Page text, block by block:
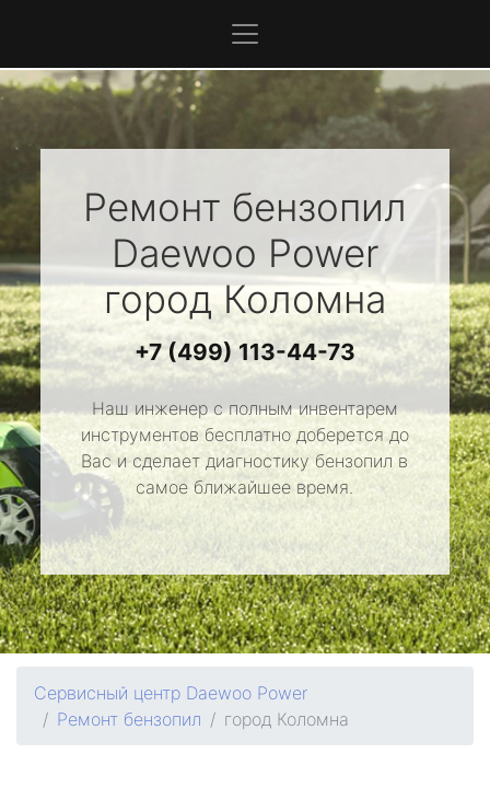
Ремонт бензопил
Daewoo Power
город Коломна
+7 (499) 113-44-73
Наш инженер с полным инвентарем
инструментов бесплатно доберется до
Вас и сделает диагностику бензопил в
самое ближайшее время.
Сервисный центр Daewoo Power
Ремонт бензопил
город Коломна